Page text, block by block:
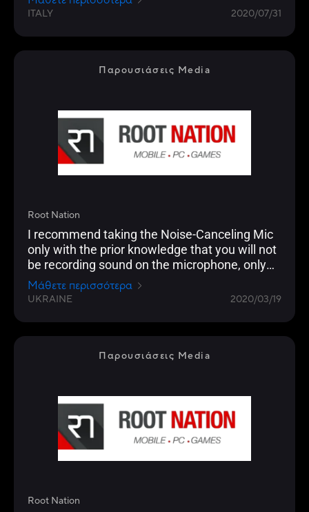
ITALY 2020/07/31
Παρουσιάσεις Media
Root Nation
I recommend taking the Noise-Canceling Mic
only with the prior knowledge that you will not
be recording sound on the microphone, only
communicating, and the noises around you
will be frequent, abundant and inevitable.
Μάθετε περισσότερα
UKRAINE 2020/03/19
Παρουσιάσεις Media
Root Nation